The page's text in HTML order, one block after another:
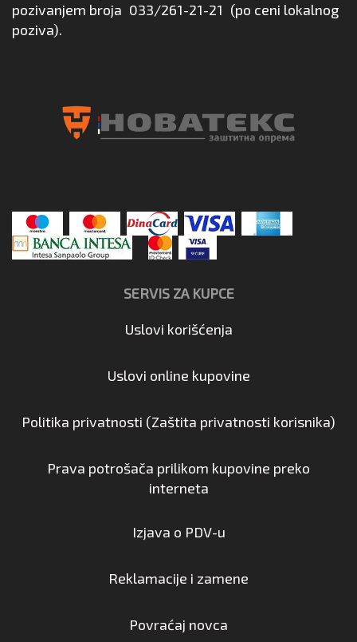
pozivanjem broja 033/261-21-21 (po ceni lokalnog
poziva).
SERVIS ZA KUPCE
Uslovi korišćenja
Uslovi online kupovine
Politika privatnosti (Zaštita privatnosti korisnika)
Prava potrošača prilikom kupovine preko
interneta
Izjava o PDV-u
Reklamacije i zamene
Povraćaj novca